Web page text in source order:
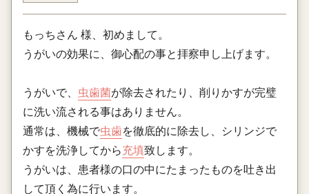
もっちさん 様、初めまして。
うがいの効果に、御心配の事と拝察申し上げます。
うがいで、 虫歯菌が除去されたり、削りかすが完璧
に洗い流される事はありません。
通常は、機械で虫歯を徹底的に除去し、シリンジで
かすを洗浄してから充填致します。
うがいは、患者様の口の中にたまったものを吐き出
して頂く為に行います。